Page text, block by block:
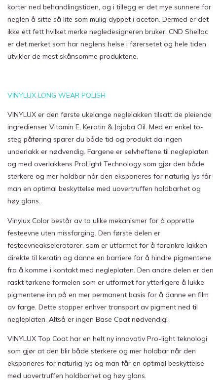
korter ned behandlingstiden, og i tillegg er det mye sunnere for
neglen å sitte så lite som mulig dyppet i aceton. Dermed er det
ikke ett fett hvilket merke negledesigneren bruker. CND Shellac
er det merket som har neglens helse i førersetet og hele tiden
utvikler de mest skånsomme produktene.
VINYLUX LONG WEAR POLISH
VINYLUX er den første ukelange neglelakken tilsatt de pleiende
ingredienser Vitamin E, Keratin & Jojoba Oil. Med en enkel to-
steg påføring sparer du både tid og produkt da ingen
underlakk er nødvendig. Fargene er selvheftene til negleplaten
og med overlakkens ProLight Technology som gjør den både
sterkere og mer holdbar når den eksponeres for naturlig lys får
man en optimal beskyttelse med uovertruffen holdbarhet og
høy glans.
Vinylux Color består av to ulike mekanismer for å opprette
festeevne uten missfarging. Den første delen er
festeevneakseleratorer, som er utformet for å forankre lakken
direkte til keratin og danne en barriere for å hindre pigmentene
fra å komme i kontakt med negleplaten. Den andre delen er den
raskt tørkene formelen som er utformet for ytterligere å lukke
pigmentene inn på en mer permanent basis for å danne en film
av farge. Dette stopper enhver transport av pigment ned til
negleplaten. Altså er ingen Base Coat nødvendig!
VINYLUX Top Coat har en helt ny innovativ Pro-light teknologi
som gjør at den blir både sterkere og mer holdbar når den
eksponeres for naturlig lys og man får en optimal beskyttelse
med uovertruffen holdbarhet og høy glans.